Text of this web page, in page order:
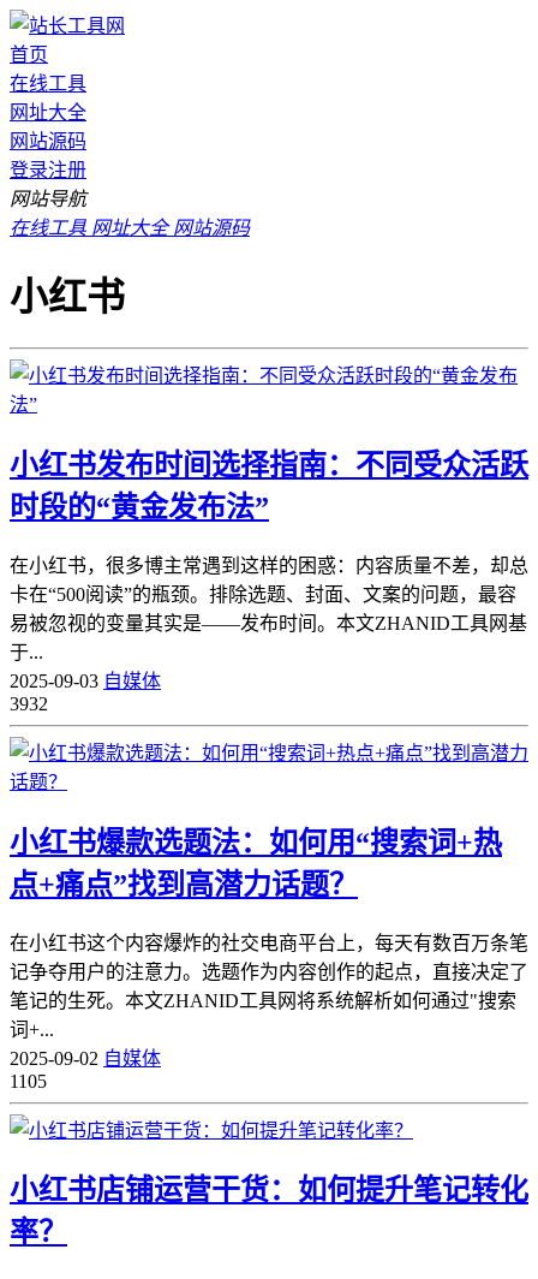
首页
在线工具
网址大全
网站源码
登录注册
网站导航
在线工具 网址大全 网站源码
小红书
小红书发布时间选择指南：不同受众活跃
时段的“黄金发布法”
在小红书，很多博主常遇到这样的困惑：内容质量不差，却总
卡在“500阅读”的瓶颈。排除选题、封面、文案的问题，最容
易被忽视的变量其实是——发布时间。本文ZHANID工具网基
于...
2025-09-03 自媒体
3932
小红书爆款选题法：如何用“搜索词+热
点+痛点”找到高潜力话题？
在小红书这个内容爆炸的社交电商平台上，每天有数百万条笔
记争夺用户的注意力。选题作为内容创作的起点，直接决定了
笔记的生死。本文ZHANID工具网将系统解析如何通过"搜索
词+...
2025-09-02 自媒体
1105
小红书店铺运营干货：如何提升笔记转化
率？